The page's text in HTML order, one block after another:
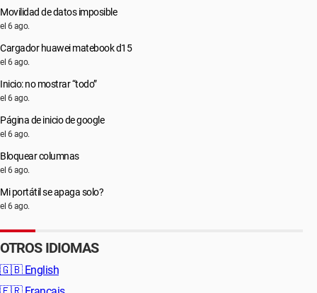
Movilidad de datos imposible
el 6 ago.
Cargador huawei matebook d15
el 6 ago.
Inicio: no mostrar “todo”
el 6 ago.
Página de inicio de google
el 6 ago.
Bloquear columnas
el 6 ago.
Mi portátil se apaga solo?
el 6 ago.
OTROS IDIOMAS
🇬🇧 English